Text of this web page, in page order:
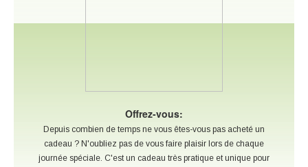
Offrez-vous:
Depuis combien de temps ne vous êtes-vous pas acheté un
cadeau ? N'oubliez pas de vous faire plaisir lors de chaque
journée spéciale. C'est un cadeau très pratique et unique pour